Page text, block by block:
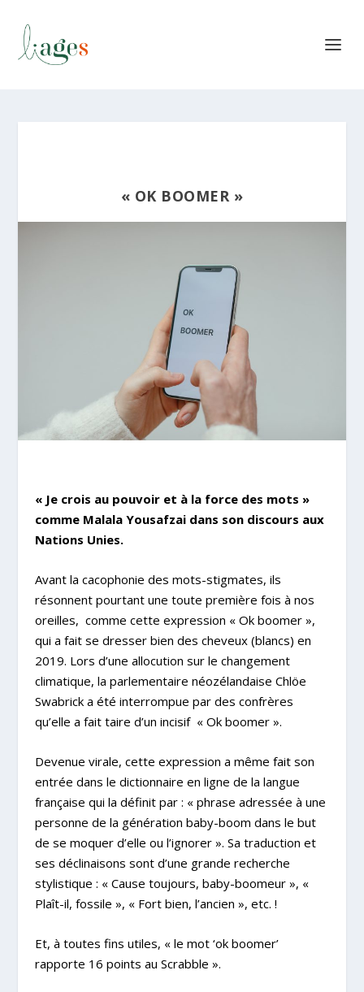
« OK BOOMER »
« Je crois au pouvoir et à la force des mots »
comme Malala Yousafzai dans son discours aux
Nations Unies.
Avant la cacophonie des mots-stigmates, ils
résonnent pourtant une toute première fois à nos
oreilles, comme cette expression « Ok boomer »,
qui a fait se dresser bien des cheveux (blancs) en
2019. Lors d’une allocution sur le changement
climatique, la parlementaire néozélandaise Chlöe
Swabrick a été interrompue par des confrères
qu’elle a fait taire d’un incisif « Ok boomer ».
Devenue virale, cette expression a même fait son
entrée dans le dictionnaire en ligne de la langue
française qui la définit par : « phrase adressée à une
personne de la génération baby-boom dans le but
de se moquer d’elle ou l’ignorer ». Sa traduction et
ses déclinaisons sont d’une grande recherche
stylistique : « Cause toujours, baby-boomeur », «
Plaît-il, fossile », « Fort bien, l’ancien », etc. !
Et, à toutes fins utiles, « le mot ‘ok boomer’
rapporte 16 points au Scrabble ».